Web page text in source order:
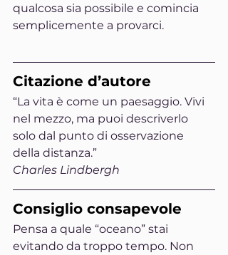
qualcosa sia possibile e comincia
semplicemente a provarci.
Citazione d’autore
“La vita è come un paesaggio. Vivi
nel mezzo, ma puoi descriverlo
solo dal punto di osservazione
della distanza.”
Charles Lindbergh
Consiglio consapevole
Pensa a quale “oceano” stai
evitando da troppo tempo. Non